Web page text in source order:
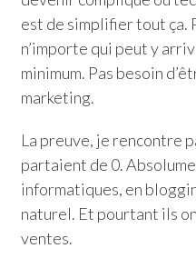
est de simplifier tout ça.
n’importe qui peut y
minimum. Pas besoin
marketing.
La preuve, je rencontre
partaient de 0.
informatiques, en
naturel. Et pourtant ils
ventes.